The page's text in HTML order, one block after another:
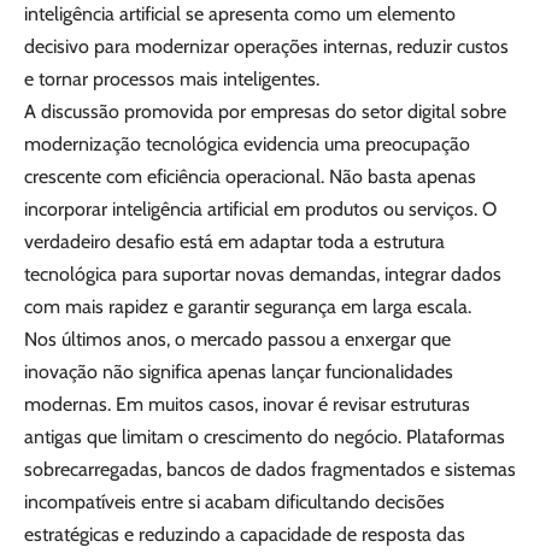
inteligência artificial se apresenta como um elemento
decisivo para modernizar operações internas, reduzir custos
e tornar processos mais inteligentes.
A discussão promovida por empresas do setor digital sobre
modernização tecnológica evidencia uma preocupação
crescente com eficiência operacional. Não basta apenas
incorporar inteligência artificial em produtos ou serviços. O
verdadeiro desafio está em adaptar toda a estrutura
tecnológica para suportar novas demandas, integrar dados
com mais rapidez e garantir segurança em larga escala.
Nos últimos anos, o mercado passou a enxergar que
inovação não significa apenas lançar funcionalidades
modernas. Em muitos casos, inovar é revisar estruturas
antigas que limitam o crescimento do negócio. Plataformas
sobrecarregadas, bancos de dados fragmentados e sistemas
incompatíveis entre si acabam dificultando decisões
estratégicas e reduzindo a capacidade de resposta das